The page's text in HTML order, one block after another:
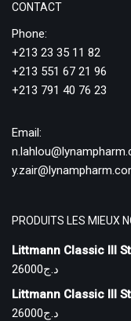
CONTACT
Phone:
+213 23 35 11 82
+213 551 67 21 96
+213 791 40 76 23
Email:
PRODUITS LES MIEUX
Littmann Classic III
د.ج26000
Littmann Classic III
د.ج26000